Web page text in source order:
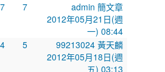
7
admin 簡文章
2012年05月21日(週
一) 08:44
5
99213024 黃天麟
2012年05月18日(週
五) 03:13